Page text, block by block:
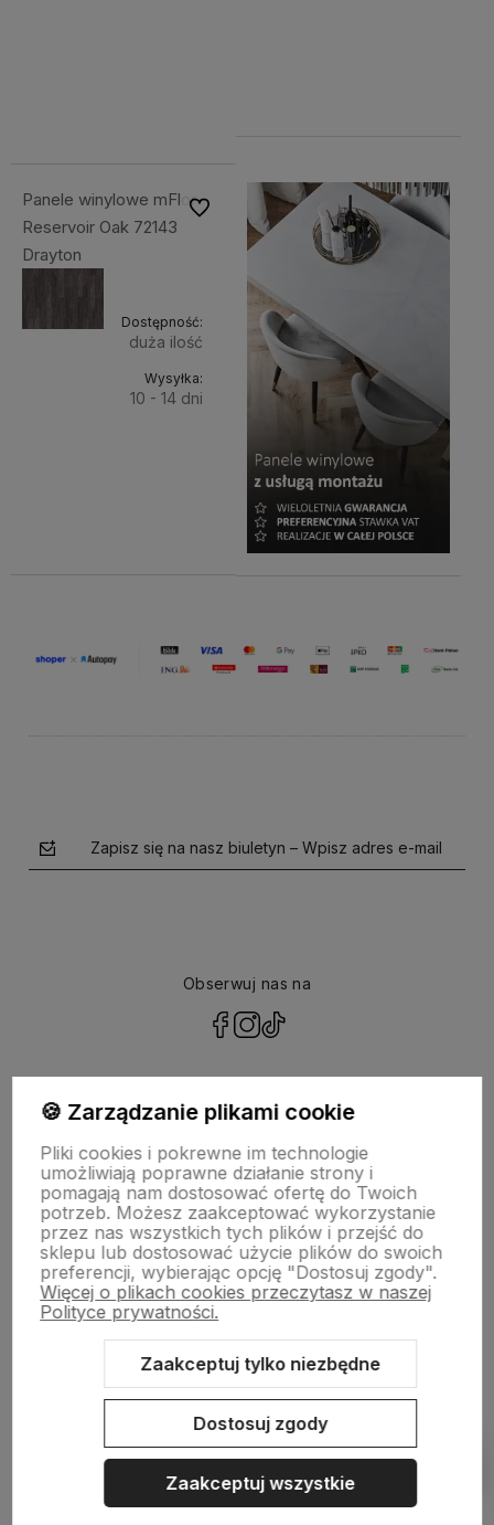
Panele winylowe mFlor
Reservoir Oak 72143
Drayton
Dostępność:
duża ilość
Wysyłka:
10 - 14 dni
Do ulubionych
Zapisz się na nasz biuletyn – Wpisz adres e-mail
Obserwuj nas na
NASZA SELEKCJA
POMOC
KONTO
Sklep internetowy Shoper.pl Szablon Shoper Modern 3.0™
GrowCommerce
🍪 Zarządzanie plikami cookie
Pliki cookies i pokrewne im technologie
umożliwiają poprawne działanie strony i
pomagają nam dostosować ofertę do Twoich
potrzeb. Możesz zaakceptować wykorzystanie
przez nas wszystkich tych plików i przejść do
sklepu lub dostosować użycie plików do swoich
preferencji, wybierając opcję "Dostosuj zgody".
Więcej o plikach cookies przeczytasz w naszej
Polityce prywatności.
Zaakceptuj tylko niezbędne
Dostosuj zgody
Zaakceptuj wszystkie